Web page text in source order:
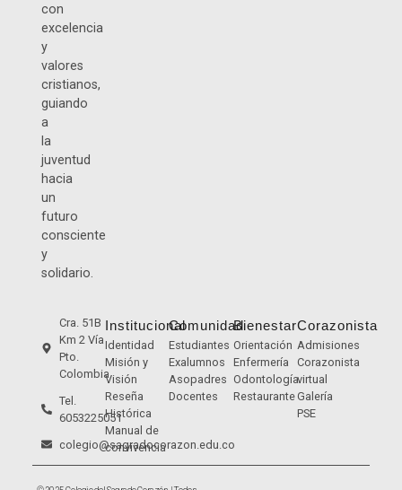
con
excelencia
y
valores
cristianos,
guiando
a
la
juventud
hacia
un
futuro
consciente
y
solidario.
Cra. 51B
Km 2 Vía
Pto.
Colombia
Tel.
6053225051
colegio@sagradocorazon.edu.co
Institucional
Identidad
Misión y
Visión
Reseña
Histórica
Manual de
convivencia
Comunidad
Estudiantes
Exalumnos
Asopadres
Docentes
Bienestar
Orientación
Enfermería
Odontología
Restaurante
Corazonista
Admisiones
Corazonista
virtual
Galería
PSE